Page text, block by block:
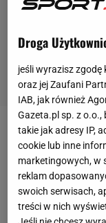
ELIMINACJE
El.
Droga
jeśli wyrazisz zgodę
oraz jej Zaufani
IAB, jak również
Gazeta.pl sp. z
takie jak adresy IP,
cookie lub inne
marketingowych, w
reklam
swoich serwisach,
treści w nich